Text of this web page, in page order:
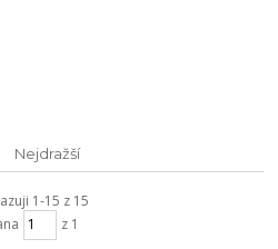
Nejdražší
1-15 z 15
z 1